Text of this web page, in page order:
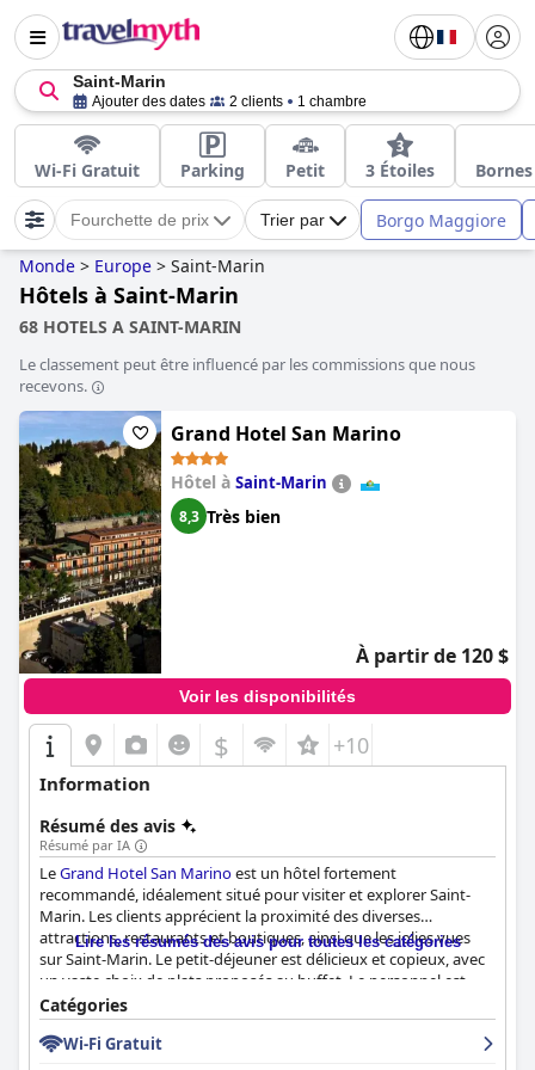
Saint-Marin
Ajouter des dates 2 clients 1 chambre
Wi-Fi Gratuit Parking Petit 3 Étoiles
Fourchette de prix Trier par Borgo Maggiore
Monde > Europe > Saint-Marin
Hôtels à Saint-Marin
68 HOTELS A SAINT-MARIN
Le classement peut être influencé par les commissions que nous
recevons.
Grand Hotel San Marino
Hôtel à Saint-Marin
8,3 Très bien
À partir de 120 $
Voir les disponibilités
$ +10
Information
Résumé des avis
Résumé par IA
LeGrand Hotel San Marinoest un hôtel fortement
recommandé, idéalement situé pour visiter et explorer Saint-
Marin. Les clients apprécient la proximité des diverses
attractions, restaurants et boutiques, ainsi que les jolies vues
sur Saint-Marin. Le petit-déjeuner est délicieux et copieux, avec
un vaste choix de plats proposés au buffet. Le personnel est
amical, serviable et professionnel, de nombreux clients
soulignant leur attention et leur volonté de se surpasser. Les
chambres sont spacieuses, propres et confortables, bien que
Lire les résumés des avis pour toutes les catégories
Catégories
Wi-Fi Gratuit